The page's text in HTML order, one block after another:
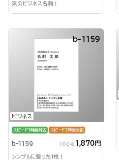
気のビジネス名刺！
ビジネス
b-1159
スピード1時間対応 スピード3時間対応
b-1159 100枚 1,870円
シンプルに整った1枚！